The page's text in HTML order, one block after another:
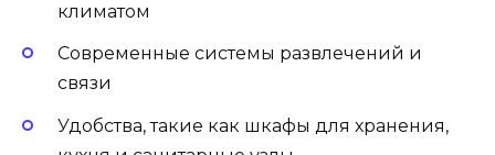
климатом
Современные системы развлечений и
связи
Удобства, такие как шкафы для хранения,